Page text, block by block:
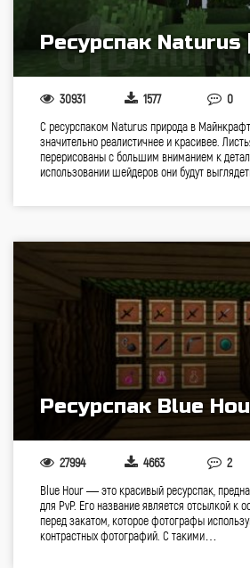
Ресурспак Naturus
30931 1577 0
С ресурспаком Naturus природа в
значительно реалистичнее и красивее.
перерисованы с большим вниманием к
использовании шейдеров они будут
Ресурспак Blue
27994 4663 2
Blue Hour — это красивый ресурспак,
для PvP. Его название является отсылкой к
перед закатом, которое фотографы
контрастных фотографий. С такими…